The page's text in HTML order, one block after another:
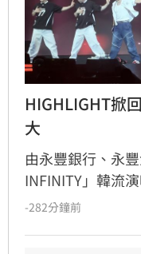
HIGHLIGHT掀
大
由永豐銀行、永
INFINITY」韓流
力開唱，集結
-282分鐘前